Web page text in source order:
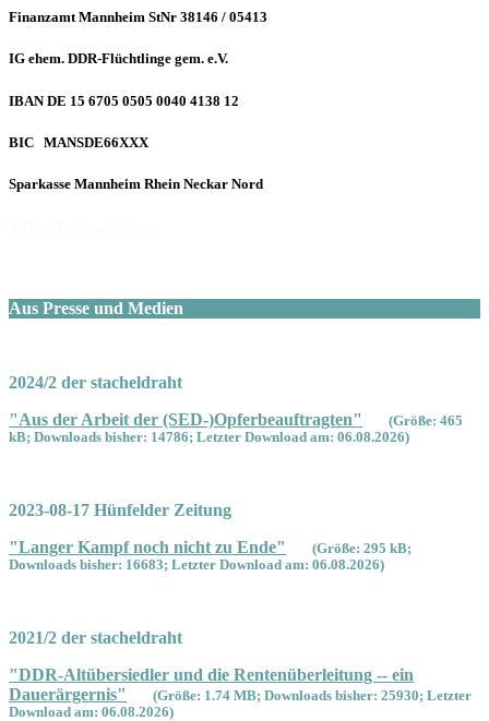
Finanzamt Mannheim StNr 38146 / 05413
IG ehem. DDR-Flüchtlinge gem. e.V.
IBAN DE 15 6705 0505 0040 4138 12
BIC MANSDE66XXX
Sparkasse Mannheim Rhein Neckar Nord
Aus Presse und Medien
2024/2 der stacheldraht
"Aus der Arbeit der (SED-)Opferbeauftragten"
(Größe: 465
kB; Downloads bisher: 14786; Letzter Download am: 06.08.2026)
2023-08-17 Hünfelder Zeitung
"Langer Kampf noch nicht zu Ende"
(Größe: 295 kB;
Downloads bisher: 16683; Letzter Download am: 06.08.2026)
2021/2 der stacheldraht
"DDR-Altübersiedler und die Rentenüberleitung -- ein
Dauerärgernis"
(Größe: 1.74 MB; Downloads bisher: 25930; Letzter
Download am: 06.08.2026)